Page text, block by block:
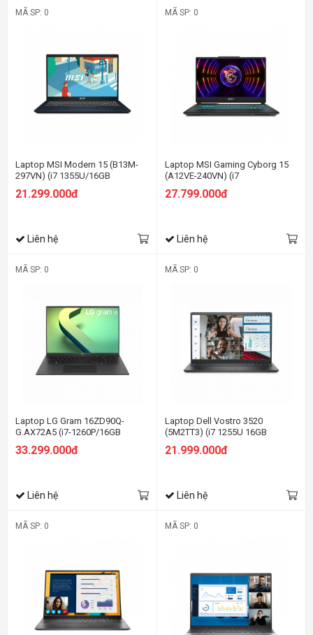
MÃ SP: 0
Laptop MSI Modern 15 (B13M-
297VN) (i7 1355U/16GB
FHD/Win11/Đen)
21.299.000đ
Liên hệ
MÃ SP: 0
Laptop MSI Gaming Cyborg 15
(A12VE-240VN) (i7
SSD/RTX4050 6GB/15.6FHD
27.799.000đ
Liên hệ
MÃ SP: 0
Laptop LG Gram 16ZD90Q-
G.AX72A5 (i7-1260P/16GB
RAM/256GB SSD/16.0 inch
WQXGA/Dos/Đen) (2022)
33.299.000đ
Liên hệ
MÃ SP: 0
Laptop Dell Vostro 3520
(5M2TT3) (i7 1255U 16GB
RAM/512GB SSD/15.6 inch
FHD/Win11/OfficeHS21/Xám)
21.999.000đ
Liên hệ
MÃ SP: 0 MÃ SP: 0